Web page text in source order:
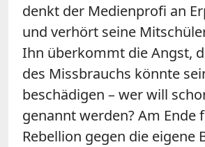
denkt der Medienprofi an
und verhört seine
Ihn überkommt die Angst,
des Missbrauchs könnte
beschädigen – wer will
genannt werden? Am Ende
Rebellion gegen die eigene